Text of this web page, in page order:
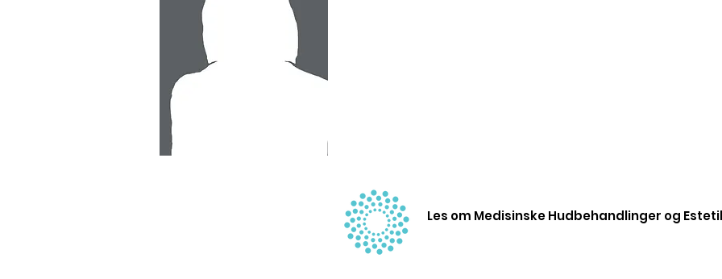
Les om Medisinske Hudbehandlinger og